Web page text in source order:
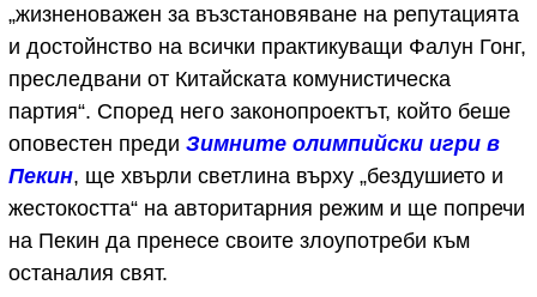
„жизненоважен за възстановяване на репутацията
и достойнство на всички практикуващи Фалун Гонг,
преследвани от Китайската комунистическа
партия“. Според него законопроектът, който беше
оповестен преди Зимните олимпийски игри в
Пекин, ще хвърли светлина върху „бездушието и
жестокостта“ на авторитарния режим и ще попречи
на Пекин да пренесе своите злоупотреби към
останалия свят.